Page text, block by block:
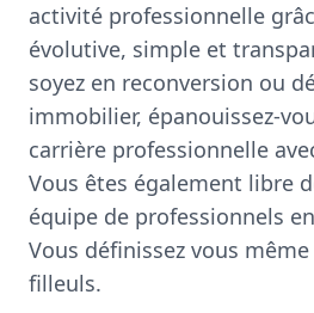
activité professionnelle
évolutive, simple et
soyez en reconversion ou
immobilier, épanouissez-
carrière professionnelle
Vous êtes également libre
équipe de professionnels
Vous définissez vous
filleuls.